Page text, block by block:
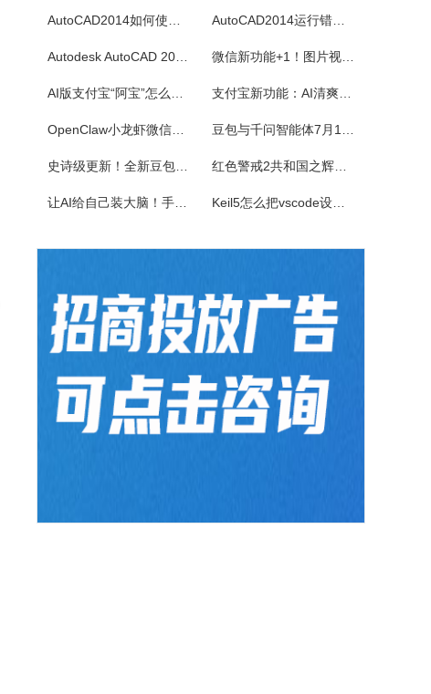
《腾讯桌球》真人实时对战桌球手游，还原现实桌球玩法-8球、斯诺克、9球、血流玩法，简单流行的操作方式，绚丽的动画特效，配以真实的物理参数，精准的进球，激动人心的赛事。游戏设有1V1匹配、3人欢乐场、8人锦标赛、斯诺克、9球玩法、血流等玩法，玩家可以自由选择参与，并用自己精湛的技巧来获得丰厚的奖金。尖...
《超级台球大师》是一款能成为荣耀王者的桌球游戏，排位赛的玩法真的太！爽！啦！游戏还原了真实的8球和斯诺克玩法，简单易上手的操作方式，真实的物理反馈，配以炫酷的动画特效，加上激动人心的赛事。我们在线上为广大球友准备了一个丰富多彩的桌球竞技世界。
佳能Canon imageFORCE C5150 驱动
AutoCAD2014如何使用图案填充 AutoCAD2014运行错误怎么办
Autodesk AutoCAD 2014安装教程 微信新功能+1！图片视频合并功能来了
AI版支付宝“阿宝”怎么用？右滑切换方法与内测邀请码获取指南 支付宝新功能：AI清爽版“阿宝”公测！
OpenClaw小龙虾微信接入教程：服务器部署、API Key配置 豆包与千问智能体7月15日下线！附3步完整数据备份与导出教程
史诗级更新！全新豆包视频通话功能来了 红色警戒2共和国之辉快捷键
让AI给自己装大脑！手把手教你学会安装使用Agent Skill Keil5怎么把vscode设置外部编辑器